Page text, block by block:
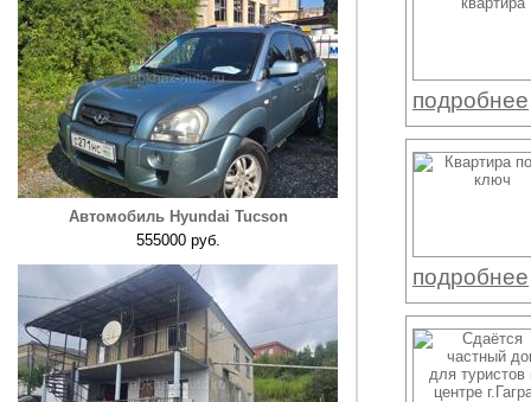
Автомобиль Hyundai Tucson
555000 руб.
подробнее
подробнее